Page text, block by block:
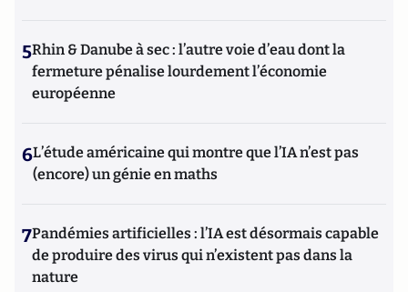
5Rhin & Danube à sec : l’autre voie d’eau dont la
fermeture pénalise lourdement l’économie
européenne
6L’étude américaine qui montre que l’IA n’est pas
(encore) un génie en maths
7Pandémies artificielles : l’IA est désormais capable
de produire des virus qui n’existent pas dans la
nature